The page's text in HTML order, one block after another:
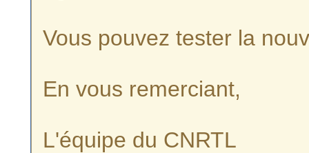
Vous pouvez tester la
En vous remerciant,
L'équipe du CNRTL